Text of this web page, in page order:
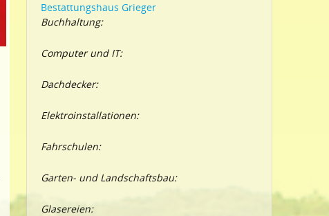
Bestattungshaus Grieger
Buchhaltung:
Computer und IT:
Dachdecker:
Elektroinstallationen:
Fahrschulen:
Garten- und Landschaftsbau:
Glasereien: